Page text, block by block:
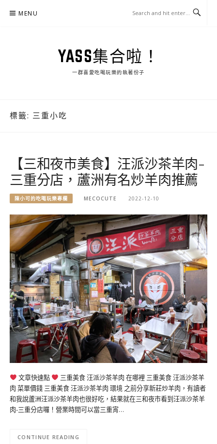
MENU
YASS集合啦！
一群喜愛吃喝玩樂的執著份子
標籤: 三重小吃
【三和夜市美食】汪派沙茶羊肉-
三重分店，蘆洲有名炒羊肉推薦
陳小可的吃喝玩樂專欄 MECOCUTE 2022-12-10
文章快速點
三重美食 汪派沙茶羊肉 在哪裡 三重美食 汪派沙茶羊
肉 菜單價錢 三重美食 汪派沙茶羊肉 環境 之前分享新莊炒羊肉，有讀者
和我說蘆洲汪派沙茶羊肉也很好吃，結果就在三和夜市看到汪派沙茶羊
肉-三重分店囉！營業時間可以當三重宵…
CONTINUE READING